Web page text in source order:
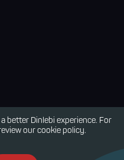
better Dinlebi experience. For
our cookie policy.